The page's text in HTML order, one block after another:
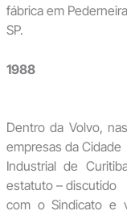
fábrica em
SP.
1988
Dentro da Volvo,
empresas da Cidade
Industrial de
estatuto – discutido
com o Sindicato e